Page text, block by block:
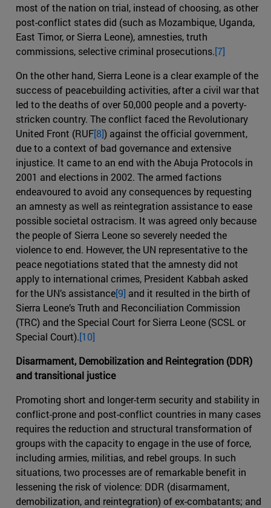
most of the nation on trial, instead of choosing, as other
post-conflict states did (such as Mozambique, Uganda,
East Timor, or Sierra Leone), amnesties, truth
commissions, selective criminal prosecutions.[7]
On the other hand, Sierra Leone is a clear example of the
success of peacebuilding activities, after a civil war that
led to the deaths of over 50,000 people and a poverty-
stricken country. The conflict faced the Revolutionary
United Front (RUF[8]) against the official government,
due to a context of bad governance and extensive
injustice. It came to an end with the Abuja Protocols in
2001 and elections in 2002. The armed factions
endeavoured to avoid any consequences by requesting
an amnesty as well as reintegration assistance to ease
possible societal ostracism. It was agreed only because
the people of Sierra Leone so severely needed the
violence to end. However, the UN representative to the
peace negotiations stated that the amnesty did not
apply to international crimes, President Kabbah asked
for the UN’s assistance[9] and it resulted in the birth of
Sierra Leone’s Truth and Reconciliation Commission
(TRC) and the Special Court for Sierra Leone (SCSL or
Special Court).[10]
Disarmament, Demobilization and Reintegration (DDR)
and transitional justice
Promoting short and longer-term security and stability in
conflict-prone and post-conflict countries in many cases
requires the reduction and structural transformation of
groups with the capacity to engage in the use of force,
including armies, militias, and rebel groups. In such
situations, two processes are of remarkable benefit in
lessening the risk of violence: DDR (disarmament,
demobilization, and reintegration) of ex-combatants; and